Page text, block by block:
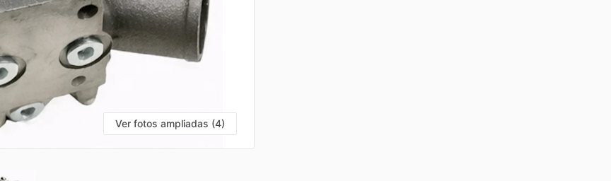
Ver fotos ampliadas (4)